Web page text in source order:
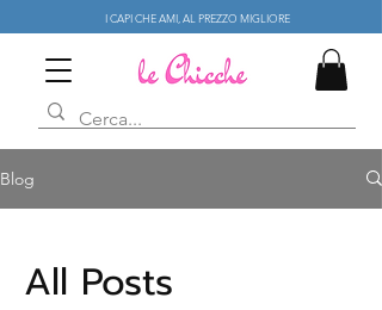
I CAPI CHE AMI, AL PREZZO MIGLIORE
Blog
All Posts